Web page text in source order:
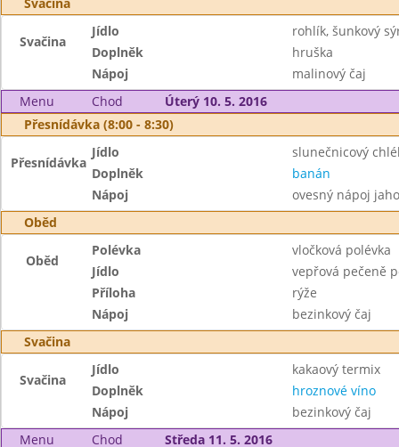
Svačina
Jídlo
rohlík, šunkový
Doplněk
hruška
Nápoj
malinový čaj
Menu
Chod
Úterý 10. 5. 2016
Přesnídávka (8:00 - 8:30)
Přesnídávka
Jídlo
slunečnicový
Doplněk
banán
Nápoj
ovesný nápoj
Oběd
Oběd
Polévka
vločková polévka
Jídlo
vepřová pečeně
Příloha
rýže
Nápoj
bezinkový čaj
Svačina
Svačina
Jídlo
kakaový termix
Doplněk
hroznové víno
Nápoj
bezinkový čaj
Menu
Chod
Středa 11. 5. 2016